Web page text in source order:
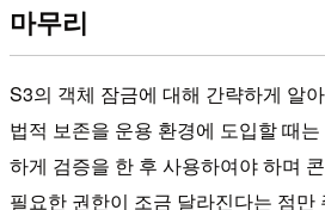
마무리
S3의 객체 잠금에 대해 간략하게 알
법적 보존을 운용 환경에 도입할 때
하게 검증을 한 후 사용하여야 하며
필요한 권한이 조금 달라진다는 점만